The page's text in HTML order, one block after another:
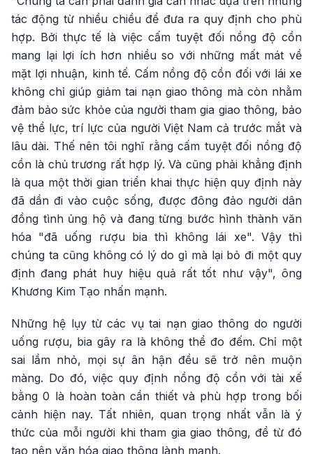
tác động từ nhiều chiều để đưa ra quy định cho phù
hợp. Bởi thực tế là việc cấm tuyệt đối nồng độ cồn
mang lại lợi ích hơn nhiều so với những mất mát về
mặt lợi nhuận, kinh tế. Cấm nồng độ cồn đối với lái xe
không chỉ giúp giảm tai nạn giao thông mà còn nhằm
đảm bảo sức khỏe của người tham gia giao thông, bảo
vệ thể lực, trí lực của người Việt Nam cả trước mắt và
lâu dài. Thế nên tôi nghĩ rằng cấm tuyệt đối nồng độ
cồn là chủ trương rất hợp lý. Và cũng phải khẳng định
là qua một thời gian triển khai thực hiện quy định này
đã dần đi vào cuộc sống, được đông đảo người dân
đồng tình ủng hộ và đang từng bước hình thành văn
hóa "đã uống rượu bia thì không lái xe". Vậy thì
chúng ta cũng không có lý do gì mà lại bỏ đi một quy
định đang phát huy hiệu quả rất tốt như vậy", ông
Khương Kim Tạo nhấn mạnh.
Những hệ lụy từ các vụ tai nạn giao thông do người
uống rượu, bia gây ra là không thể đo đếm. Chỉ một
sai lầm nhỏ, mọi sự ân hận đều sẽ trở nên muộn
màng. Do đó, việc quy định nồng độ cồn với tài xế
bằng 0 là hoàn toàn cần thiết và phù hợp trong bối
cảnh hiện nay. Tất nhiên, quan trọng nhất vẫn là ý
thức của mỗi người khi tham gia giao thông, để từ đó
tạo nên văn hóa giao thông lành mạnh.